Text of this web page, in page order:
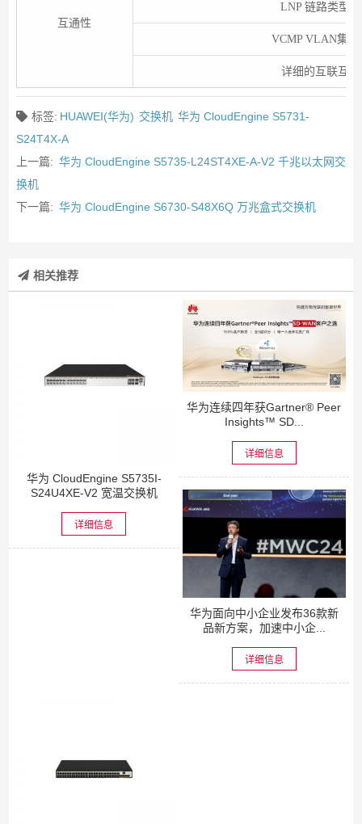
互通性
LNP 链路类型
VCMP VLAN集
详细的互联互
标签: HUAWEI(华为) 交换机 华为 CloudEngine S5731-
S24T4X-A
上一篇: 华为 CloudEngine S5735-L24ST4XE-A-V2 千兆以太网交
换机
下一篇: 华为 CloudEngine S6730-S48X6Q 万兆盒式交换机
相关推荐
华为 CloudEngine S5735I-
S24U4XE-V2 宽温交换机
详细信息
华为连续四年获Gartner® Peer
Insights™ SD...
详细信息
华为面向中小企业发布36款新
品新方案，加速中小企...
详细信息